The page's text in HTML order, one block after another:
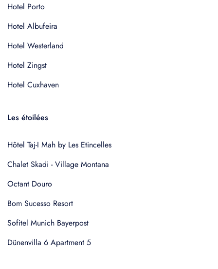
Hotel Porto
Hotel Albufeira
Hotel Westerland
Hotel Zingst
Hotel Cuxhaven
Les étoilées
Hôtel Taj-I Mah by Les Etincelles
Chalet Skadi - Village Montana
Octant Douro
Bom Sucesso Resort
Sofitel Munich Bayerpost
Dünenvilla 6 Apartment 5